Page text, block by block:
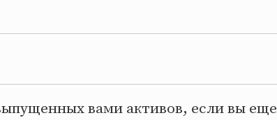
вами активов, если вы еще